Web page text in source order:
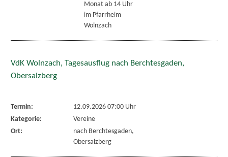
Monat ab 14 Uhr
im Pfarrheim
Wolnzach
VdK Wolnzach, Tagesausflug nach Berchtesgaden,
Obersalzberg
Termin:
12.09.2026 07:00 Uhr
Kategorie:
Vereine
Ort:
nach Berchtesgaden,
Obersalzberg